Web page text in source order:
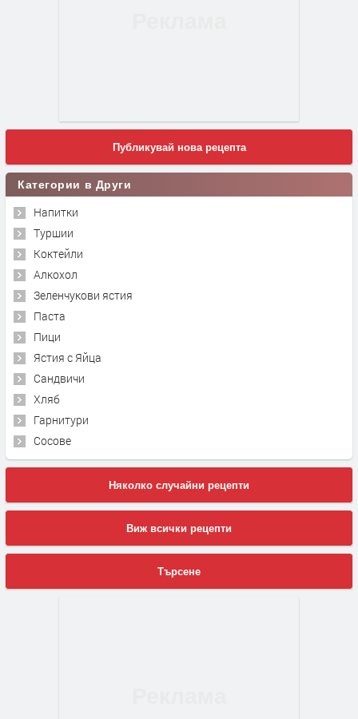
Публикувай нова рецепта
Категории в Други
Напитки
Туршии
Коктейли
Алкохол
Зеленчукови ястия
Паста
Пици
Ястия с Яйца
Сандвичи
Хляб
Гарнитури
Сосове
Няколко случайни рецепти
Виж всички рецепти
Търсене